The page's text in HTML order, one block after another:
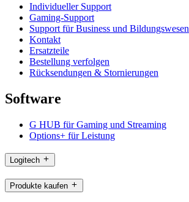
Individueller Support
Gaming-Support
Support für Business und Bildungswesen
Kontakt
Ersatzteile
Bestellung verfolgen
Rücksendungen & Stornierungen
Software
G HUB für Gaming und Streaming
Options+ für Leistung
Logitech
Produkte kaufen